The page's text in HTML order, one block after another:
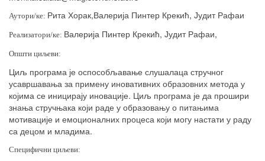
Аутори/ке: Рита Хорак,Валерија Пинтер Крекић, Јудит Рафаи
Реализатори/ке: Валерија Пинтер Крекић, Јудит Рафаи,
Општи циљеви:
Циљ програма је оспособљавање слушалаца стручног
усавршавања за примену иновативних образовних метода у
којима се иницирају иновације. Циљ програма је да прошири
знања стручњака који раде у образовању о питањима
мотивације и емоционалних процеса који могу настати у раду
са децом и младима.
Специфични циљеви: